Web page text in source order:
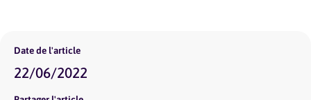
Date de l'article
22/06/2022